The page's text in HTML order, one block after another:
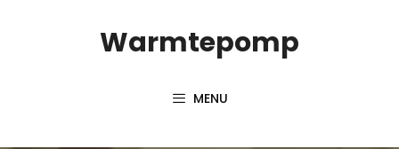
Warmtepomp
MENU